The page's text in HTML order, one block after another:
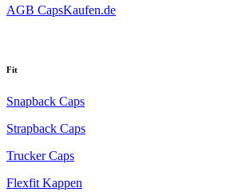
AGB CapsKaufen.de
Fit
Snapback Caps
Strapback Caps
Trucker Caps
Flexfit Kappen